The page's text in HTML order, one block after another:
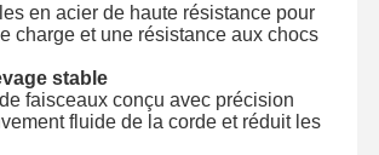
en acier de haute résistance pour
charge et une résistance aux chocs
stable
faisceaux conçu avec précision
fluide de la corde et réduit les